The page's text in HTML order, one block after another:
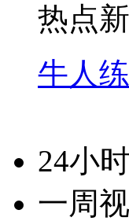
热点
牛人
24小
一周